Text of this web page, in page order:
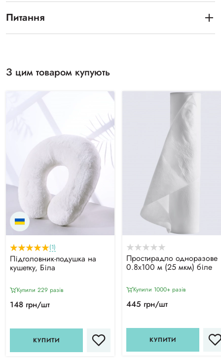
Питання
З цим товаром купують
(1)
Підголовник-подушка на
кушетку, Біла
Купили 229 разiв
148 грн/шт
КУПИТИ
Простирадло одноразове
0.8х100 м (25 мкм) біле
Купили 1000+ разiв
445 грн/шт
КУПИТИ